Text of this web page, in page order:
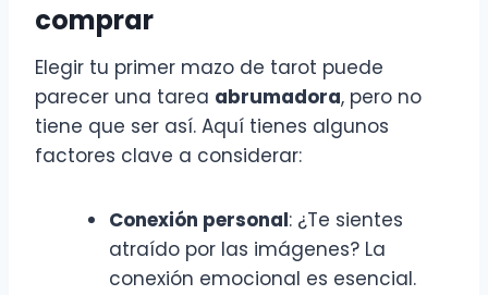
comprar
Elegir tu primer mazo de tarot puede
parecer una tarea abrumadora, pero no
tiene que ser así. Aquí tienes algunos
factores clave a considerar:
Conexión personal: ¿Te sientes
atraído por las imágenes? La
conexión emocional es esencial.